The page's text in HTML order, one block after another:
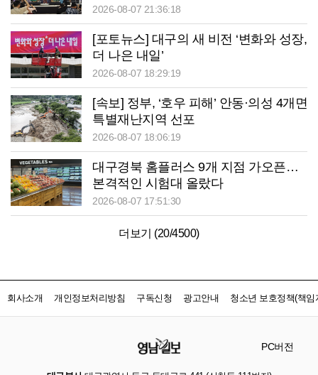
2026-08-07 21:36:18
[포토뉴스] 대구의 새 비전 ‘변화와 성장,
더 나은 내일’
2026-08-07 18:29:19
[속보] 정부, ‘호우 피해’ 안동·의성 4개면
특별재난지역 선포
2026-08-07 18:06:19
대구경북 홈플러스 9개 지점 가오픈…
본격적인 시험대 올랐다
2026-08-07 17:51:30
더보기 (20/4500)
회사소개 개인정보처리방침 구독신청 광고안내 청소년 보호정책(책임
PC버전